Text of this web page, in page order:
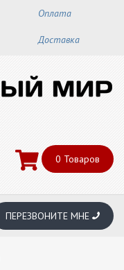
Оплата
Доставка
0 Товаров
ПЕРЕЗВОНИТЕ МНЕ